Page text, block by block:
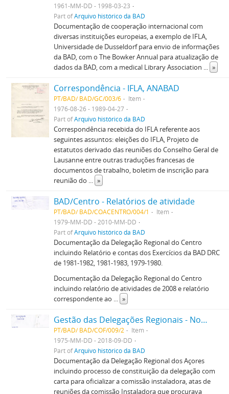
1961-MM-DD - 1998-03-23
Part ofArquivo histórico da BAD
Documentação de cooperação internacional com
diversas instituições europeias, a exemplo de IFLA,
Universidade de Dusseldorf para envio de informações
da BAD, com o The Bowker Annual para atualização de
dados da BAD, com a medical Library Association ... »
Correspondência - IFLA, ANABAD
PT/BAD/ BAD/GC/003/6
Item
1976-08-26 - 1989-04-27
Part ofArquivo histórico da BAD
Correspondência recebida do IFLA referente aos
seguintes assuntos: eleições do IFLA, Projeto de
estatutos derivado das reuniões do Conselho Geral de
Lausanne entre outras traduções francesas de
documentos de trabalho, boletim de inscrição para
reunião do ... »
BAD/Centro - Relatórios de atividade
PT/BAD/ BAD/COACENTRO/004/1
Item
1979-MM-DD - 2010-MM-DD
Part ofArquivo histórico da BAD
Documentação da Delegação Regional do Centro
incluindo Relatório e contas dos Exercícios da BAD DRC
de 1981-1982, 1981-1983, 1979-1980.
Documentação da Delegação Regional do Centro
incluindo relatório de atividades de 2008 e relatório
correspondente ao ... »
Gestão das Delegações Regionais - Norte, Açores & Madeira
PT/BAD/ BAD/COF/009/2
Item
1975-MM-DD - 2018-09-DD
Part ofArquivo histórico da BAD
Documentação da Delegação Regional dos Açores
incluindo processo de constituição da delegação com
carta para oficializar a comissão instaladora, atas de
reuniões da comissão Instaladora que procurava